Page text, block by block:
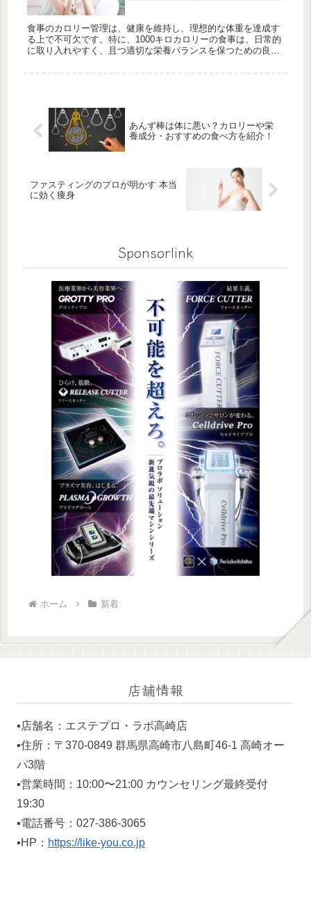
食事のカロリー管理は、健康を維持し、理想的な体重を達成す
る上で不可欠です。特に、1000キロカロリーの食事は、日常的
に取り入れやすく、且つ適切な栄養バランスを保つための良い
あんず棒は体に悪い？カロリーや栄
養成分・おすすめの食べ方を紹介！
ファスティングのプロが明かす 本当
に効く痩身
Sponsorlink
ホーム 新着
店舗情報
▪️店舗名：エステプロ・ラボ高崎店
▪️住所：〒370-0849 群馬県高崎市八島町46-1 高崎オー
パ3階
▪️営業時間：10:00〜21:00 カウンセリング最終受付
19:30
▪️電話番号：027-386-3065
▪️HP： https://like-you.co.jp